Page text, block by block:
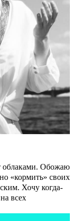
облаками. Обожаю
«кормить» своих
Хочу когда-
всех